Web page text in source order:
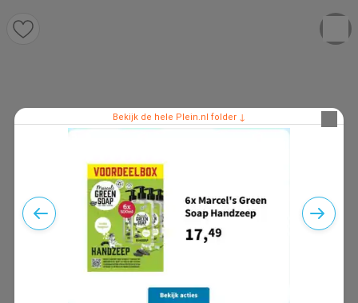
Bekijk de hele Plein.nl folder ↓